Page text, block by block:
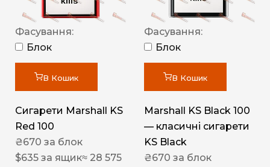
Фасування:
Блок
В Кошик
Сигарети Marshall KS
Red 100
₴670 за блок
$635 за ящик≈ 28 575
Фасування:
Блок
В Кошик
Marshall KS Black 100
— класичні сигарети
KS Black
₴670 за блок